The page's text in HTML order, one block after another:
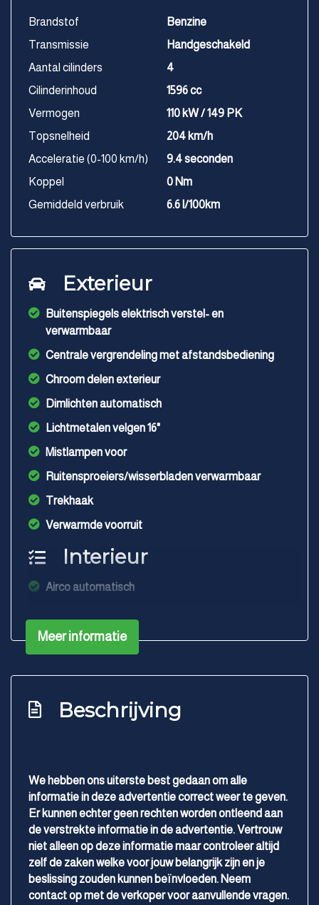
Brandstof
Benzine
Transmissie
Handgeschakeld
Aantal cilinders
4
Cilinderinhoud
1596 cc
Vermogen
110 kW / 149 PK
Topsnelheid
204 km/h
Acceleratie (0-100 km/h)
9.4 seconden
Koppel
0 Nm
Gemiddeld verbruik
6.6 l/100km
Exterieur
Buitenspiegels elektrisch verstel- en
verwarmbaar
Centrale vergrendeling met afstandsbediening
Chroom delen exterieur
Dimlichten automatisch
Lichtmetalen velgen 16"
Mistlampen voor
Ruitensproeiers/wisserbladen verwarmbaar
Trekhaak
Verwarmde voorruit
Interieur
Airco automatisch
Bestuurdersstoel in hoogte verstelbaar
Lendesteun(en) verstelbaar
Stuur verstelbaar
Overige
Anti blokkeer systeem
Bestuurdersairbag
Bluetooth
Meer informatie
Beschrijving
We hebben ons uiterste best gedaan om alle
informatie in deze advertentie correct weer te geven.
Er kunnen echter geen rechten worden ontleend aan
de verstrekte informatie in de advertentie. Vertrouw
niet alleen op deze informatie maar controleer altijd
zelf de zaken welke voor jouw belangrijk zijn en je
beslissing zouden kunnen beïnvloeden. Neem
contact op met de verkoper voor aanvullende vragen.